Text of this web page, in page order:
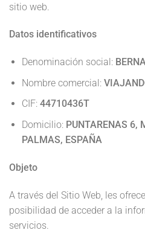
sitio web.
Datos identificativos
Denominación social:
Nombre comercial:
CIF: 44710436T
Domicilio: PUNTARENAS 6,
PALMAS, ESPAÑA
Objeto
A través del Sitio Web, les
posibilidad de acceder a la
servicios.